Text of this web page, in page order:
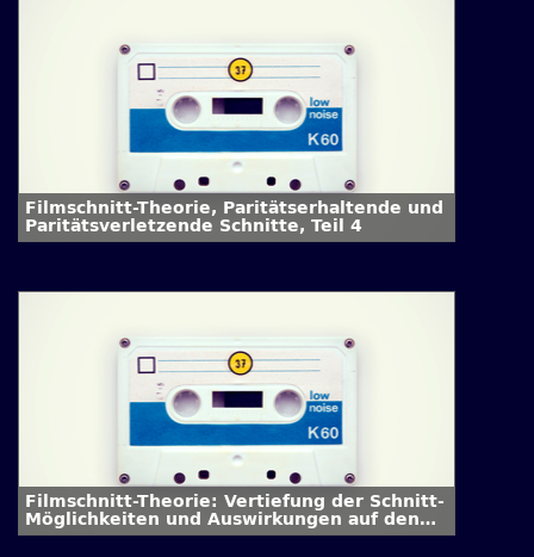
Filmschnitt-Theorie, Paritätserhaltende und
Paritätsverletzende Schnitte, Teil 4
Filmschnitt-Theorie: Vertiefung der Schnitt-
Möglichkeiten und Auswirkungen auf den
Zuschauer, Teil 3